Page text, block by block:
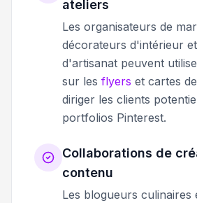
ateliers
Les organisateurs de
décorateurs d'intérieur
d'artisanat peuvent
sur les flyers et cartes
diriger les clients
portfolios Pinterest.
Collaborations de
contenu
Les blogueurs culinaires